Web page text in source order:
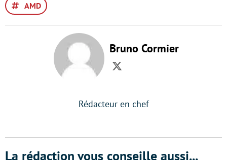
AMD
Bruno Cormier
Twitter
Rédacteur en chef
La rédaction vous conseille aussi...